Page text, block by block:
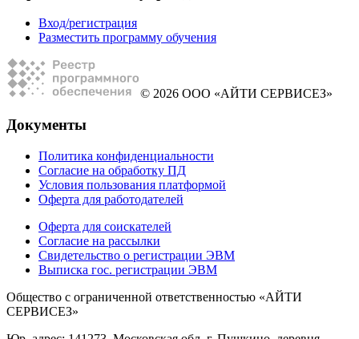
Вход/регистрация
Разместить программу обучения
© 2026 ООО «АЙТИ СЕРВИСЕЗ»
Документы
Политика конфиденциальности
Согласие на обработку ПД
Условия пользования платформой
Оферта для работодателей
Оферта для соискателей
Согласие на рассылки
Свидетельство о регистрации ЭВМ
Выписка гос. регистрации ЭВМ
Общество с ограниченной ответственностью «АЙТИ
СЕРВИСЕЗ»